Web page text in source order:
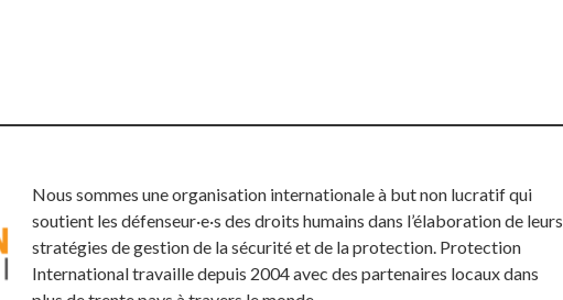
Nous sommes une organisation internationale à but non lucratif qui
soutient les défenseur·e·s des droits humains dans l’élaboration de leurs
stratégies de gestion de la sécurité et de la protection. Protection
International travaille depuis 2004 avec des partenaires locaux dans